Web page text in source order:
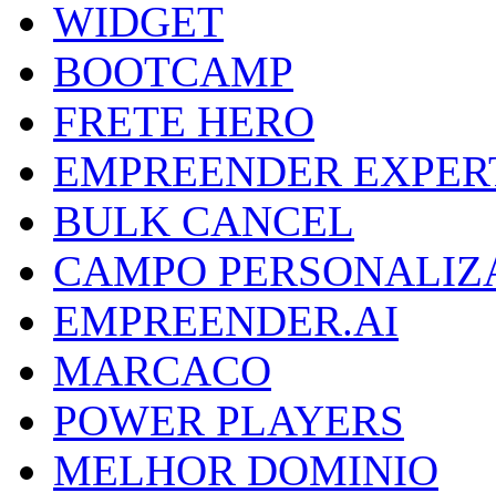
WIDGET
BOOTCAMP
FRETE HERO
EMPREENDER
BULK CANCEL
CAMPO
EMPREENDER.AI
MARCACO
POWER PLAYERS
MELHOR DOMINIO